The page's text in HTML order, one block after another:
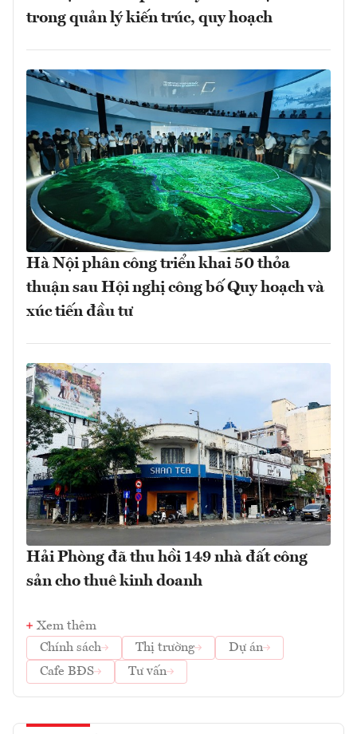
trong quản lý kiến trúc, quy hoạch
Hà Nội phân công triển khai 50 thỏa
thuận sau Hội nghị công bố Quy hoạch và
xúc tiến đầu tư
Hải Phòng đã thu hồi 149 nhà đất công
sản cho thuê kinh doanh
Xem thêm
Chính sách
Thị trường
Dự án
Cafe BĐS
Tư vấn